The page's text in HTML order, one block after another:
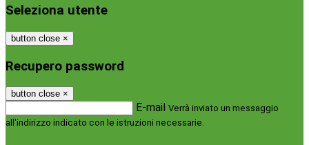
Seleziona utente
button close ×
Recupero password
button close ×
E-mail Verrà inviato un messaggio
all'indirizzo indicato con le istruzioni necessarie.